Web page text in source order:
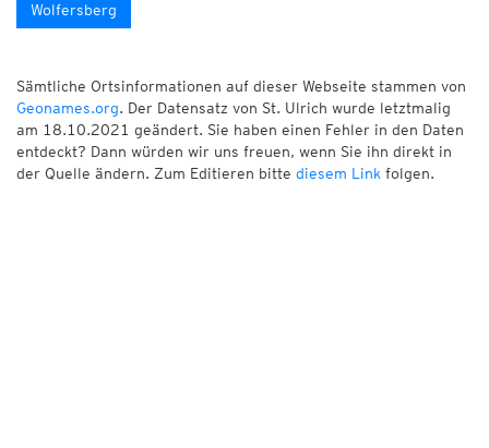
Wolfersberg
Sämtliche Ortsinformationen auf dieser Webseite stammen von
Geonames.org. Der Datensatz von St. Ulrich wurde letztmalig
am 18.10.2021 geändert. Sie haben einen Fehler in den Daten
entdeckt? Dann würden wir uns freuen, wenn Sie ihn direkt in
der Quelle ändern. Zum Editieren bitte diesem Link folgen.